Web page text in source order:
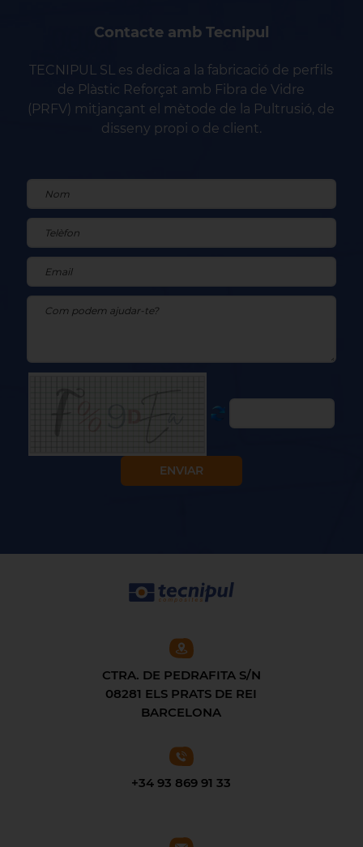
Contacte amb Tecnipul
TECNIPUL SL es dedica a la fabricació de perfils
de Plàstic Reforçat amb Fibra de Vidre
(PRFV) mitjançant el mètode de la Pultrusió, de
disseny propi o de client.
CTRA. DE PEDRAFITA S/N
08281 ELS PRATS DE REI
BARCELONA
+34 93 869 91 33